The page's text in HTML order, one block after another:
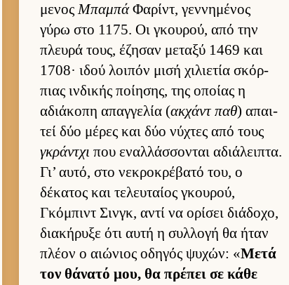
μενοςΜπαμπάΦαρίντ, γεν­νημένος
γύρω στο 1175. Οι γκου­ρού, από την
πλευρά τους, έζησαν μεταξύ 1469 και
1708· ιδού λοι­πόν μισή χιλιε­τία σκόρ­
πιας ιν­δικής ποί­ησης, της οποίας η
αδιάκοπη απαγ­γελία (ακ­χάντ παθ) απαι­
τεί δύο μέρες και δύο νύχτες από τους
γκράντχι που εναλ­λάσ­σονται αδιάλει­πτα.
Γι’ αυ­τό, στο νεκροκρέβατό του, ο
δέκατος και τελευ­ταίος γκου­ρού,
Γκόμπιντ Σιν­γκ, αντί να ορίσει διάδοχο,
δια­κήρυξε ότι αυτή η συλ­λογή θα ήταν
πλέον ο αιώνιος οδηγός ψυχών: «Μετά
τον θάνατό μου, θα πρέπει σε κάθε